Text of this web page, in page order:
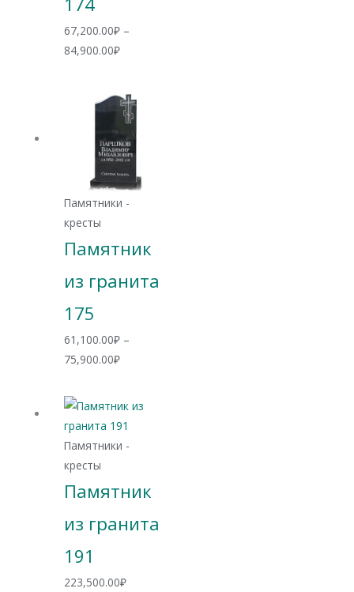
67,200.00₽ –
84,900.00₽Диапазон
–
84,900.00₽
Памятники -
кресты
Памятник
из гранита
175
61,100.00₽ –
75,900.00₽Диапазон
Памятники -
кресты
Памятник
из гранита
191
223,500.00₽